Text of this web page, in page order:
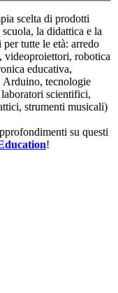
scelta di prodotti
la didattica e la
tutte le età: arredo
robotica
educativa,
tecnologie
scientifici,
strumenti musicali)
su questi
!